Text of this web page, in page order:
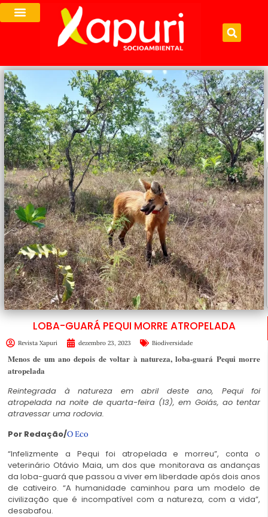
LOBA-GUARÁ PEQUI MORRE ATROPELADA
Revista Xapuri dezembro 23, 2023 Biodiversidade
Menos de um ano depois de voltar à natureza, loba-guará Pequi morre
atropelada
Reintegrada à natureza em abril deste ano, Pequi foi
atropelada na noite de quarta-feira (13), em Goiás, ao tentar
atravessar uma rodovia.
Por Redação/O Eco
“Infelizmente a Pequi foi atropelada e morreu”, conta o
veterinário Otávio Maia, um dos que monitorava as andanças
da loba-guará que passou a viver em liberdade após dois anos
de cativeiro. “A humanidade caminhou para um modelo de
civilização que é incompatível com a natureza, com a vida”,
desabafou.